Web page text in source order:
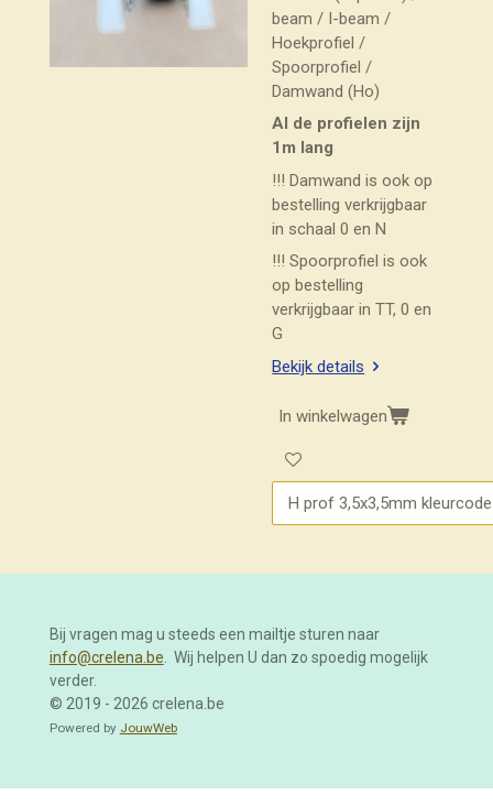
beam / I-beam /
Hoekprofiel /
Spoorprofiel /
Damwand (Ho)
Al de profielen zijn
1m lang
!!! Damwand is ook op
bestelling verkrijgbaar
in schaal 0 en N
!!! Spoorprofiel is ook
op bestelling
verkrijgbaar in TT, 0 en
G
Bekijk details
In winkelwagen
Bij vragen mag u steeds een mailtje sturen naar
info@crelena.be. Wij helpen U dan zo spoedig mogelijk
verder.
© 2019 - 2026 crelena.be
Powered by JouwWeb